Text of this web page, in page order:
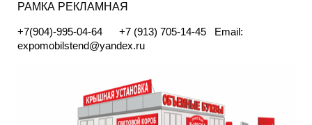
РАМКА РЕКЛАМНАЯ
+7(904)-995-04-64 +7 (913) 705-14-45 Email:
expomobilstend@yandex.ru